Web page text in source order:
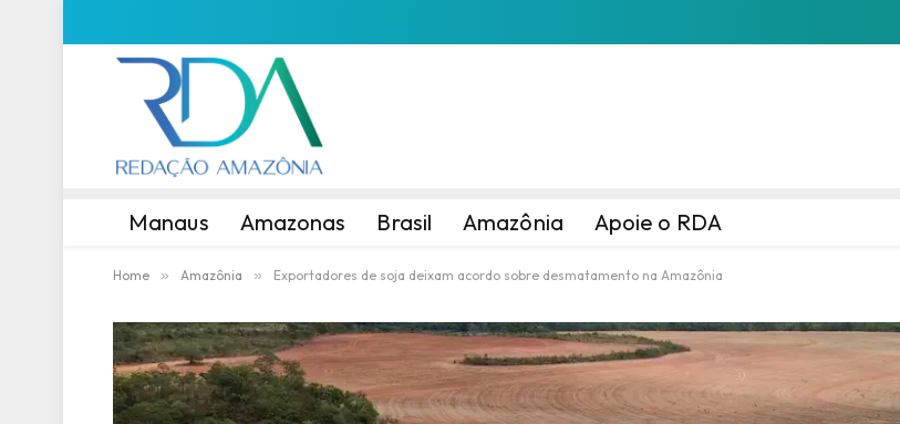
Manaus Amazonas Brasil Amazônia Apoie o RDA
Home » Amazônia » Exportadores de soja deixam acordo sobre desmatamento na Amazônia